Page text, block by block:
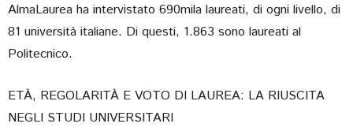
AlmaLaurea ha intervistato 690mila laureati, di ogni livello, di
81 università italiane. Di questi, 1.863 sono laureati al
Politecnico.
ETÀ, REGOLARITÀ E VOTO DI LAUREA: LA RIUSCITA
NEGLI STUDI UNIVERSITARI